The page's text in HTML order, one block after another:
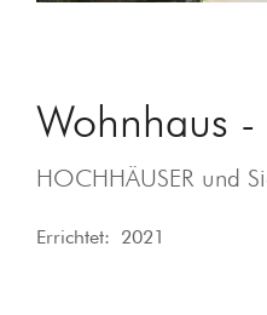
Wohnhaus -
HOCHHÄUSER und
Errichtet: 2021